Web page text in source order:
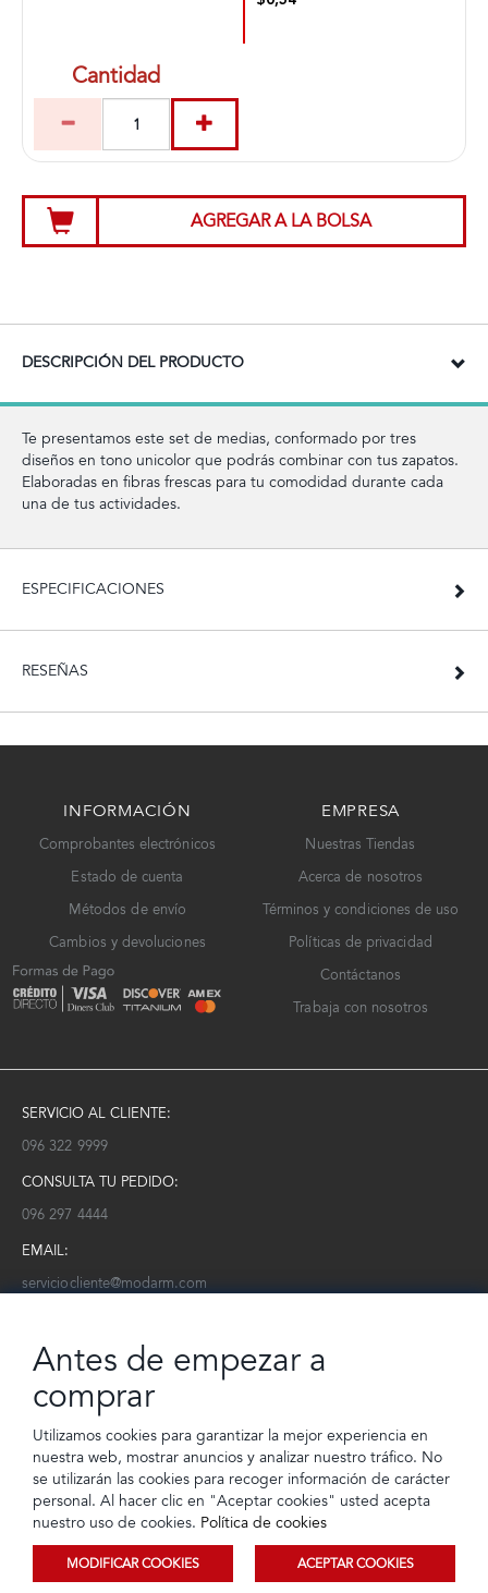
Cantidad
AGREGAR A LA BOLSA
DESCRIPCIÓN DEL PRODUCTO
Te presentamos este set de medias, conformado por tres
diseños en tono unicolor que podrás combinar con tus zapatos.
Elaboradas en fibras frescas para tu comodidad durante cada
una de tus actividades.
ESPECIFICACIONES
RESEÑAS
INFORMACIÓN
Comprobantes electrónicos
Estado de cuenta
Métodos de envío
Cambios y devoluciones
EMPRESA
Nuestras Tiendas
Acerca de nosotros
Términos y condiciones de uso
Políticas de privacidad
Contáctanos
Trabaja con nosotros
SERVICIO AL CLIENTE:
096 322 9999
CONSULTA TU PEDIDO:
096 297 4444
EMAIL:
serviciocliente@modarm.com
Conoce toda la información sobre últimas colecciones, eventos y
Subscríbete a nuestro newsletter
SUSCRIBIRSE
© 2023 TIENDEC S.A | Todos los derechos reservados
Antes de empezar a
comprar
Utilizamos cookies para garantizar la mejor experiencia en
nuestra web, mostrar anuncios y analizar nuestro tráfico. No
se utilizarán las cookies para recoger información de carácter
personal. Al hacer clic en "Aceptar cookies" usted acepta
nuestro uso de cookies. Política de cookies
MODIFICAR COOKIES ACEPTAR COOKIES